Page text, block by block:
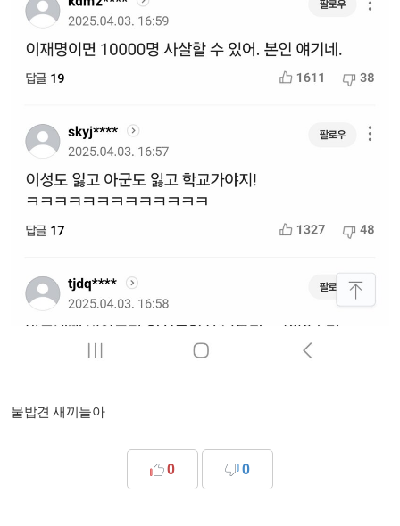
물밥견 새끼들아
0 0